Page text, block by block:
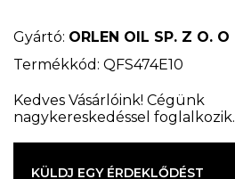
Gyártó: ORLEN OIL SP. Z O. O
Termékkód: QFS474E10
Kedves Vásárlóink! Cégünk
nagykereskedéssel foglalkozik.
KÜLDJ EGY ÉRDEKLŐDÉST